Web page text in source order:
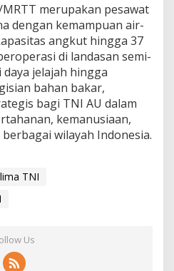
merupakan pesawat
dengan kemampuan air-
angkut hingga 37
di landasan semi-
jelajah hingga
bahan bakar,
bagi TNI AU dalam
kemanusiaan,
wilayah Indonesia.
TNI
Us